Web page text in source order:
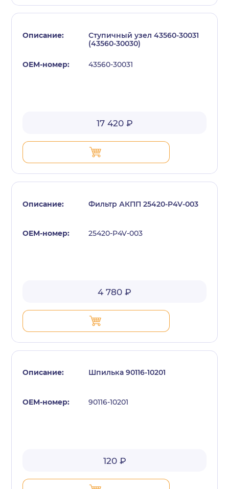
Ступичный узел 43560-30031
(43560-30030)
43560-30031
17 420 ₽
Фильтр АКПП 25420-P4V-003
25420-P4V-003
4 780 ₽
Шпилька 90116-10201
90116-10201
120 ₽